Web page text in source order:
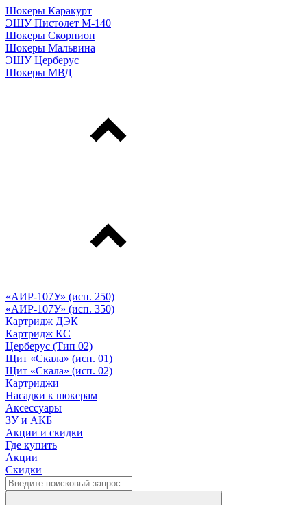
Шокеры Каракурт
ЭШУ Пистолет М-140
Шокеры Скорпион
Шокеры Мальвина
ЭШУ Церберус
Шокеры МВД
«АИР-107У» (исп. 250)
«АИР-107У» (исп. 350)
Картридж ДЭК
Картридж КС
Церберус (Тип 02)
Щит «Скала» (исп. 01)
Щит «Скала» (исп. 02)
Картриджи
Насадки к шокерам
Аксессуары
ЗУ и АКБ
Акции и скидки
Где купить
Акции
Скидки